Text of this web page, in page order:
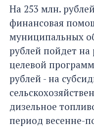
На 253 млн.
финансовая
муниципальных
рублей пойдет
целевой
рублей - на
дизельное
период весенне-